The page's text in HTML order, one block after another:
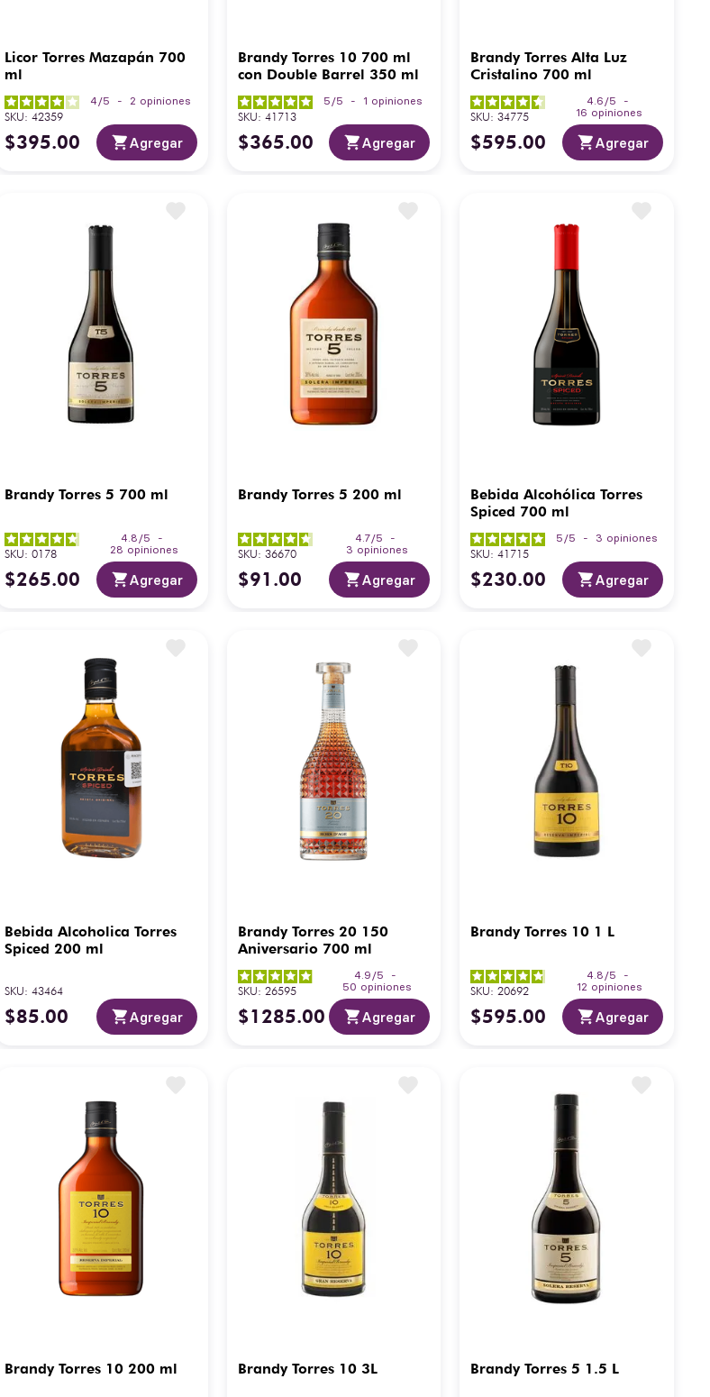
Licor Torres Mazapán 700
ml
4 /5 - 2 opiniones
SKU:42359
$395.00 Agregar
Brandy Torres 10 700 ml
con Double Barrel 350 ml
5 /5 - 1 opiniones
SKU: 41713
$365.00 Agregar
Brandy Torres Alta Luz
Cristalino 700 ml
4.6 /5
-
16 opiniones
SKU:34775
$595.00 Agregar
Brandy Torres 5 700 ml
4.8 /5
-
28 opiniones
SKU:0178
$265.00 Agregar
Brandy Torres 5 200 ml
4.7/5
-
3 opiniones
SKU: 36670
$91 .00 Agregar
Bebida Alcohólica Torres
Spiced 700 ml
5 /5 - 3 opiniones
SKU:41715
$230.00 Agregar
Bebida Alcoholica Torres
Spiced 200 ml
SKU:43464
$85.00 Agregar
Brandy Torres 20 150
Aniversario 700 ml
4.9 /5
-
50 opiniones
SKU: 26595
$1285.00 Agregar
Brandy Torres 10 1 L
4.8 /5
-
12 opiniones
SKU:20692
$595.00 Agregar
Brandy Torres 10 200 ml Brandy Torres 10 3L Brandy Torres 5 1.5 L